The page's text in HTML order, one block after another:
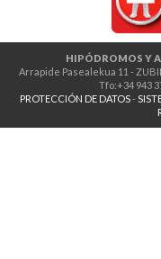
HIPÓDROMOS Y
Arrapide Pasealekua 11 -
Tfo:+34 943
PROTECCIÓN DE DATOS-